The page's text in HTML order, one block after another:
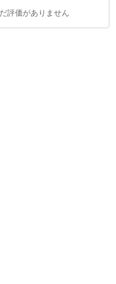
評価がありません